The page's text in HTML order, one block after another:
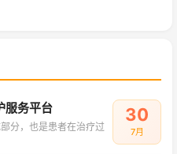
服务平台
分，也是患者在治疗过
30
7月